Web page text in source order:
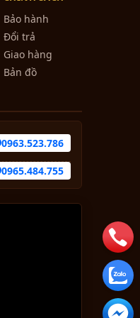
Bảo hành
Đổi trả
Giao hàng
Bản đồ
0963.523.786
0965.484.755